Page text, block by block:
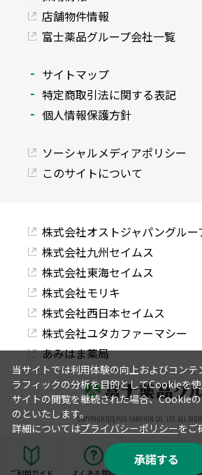
店舗物件情報
富士薬品グループ会社一覧
サイトマップ
特定商取引法に関する表記
個人情報保護方針
ソーシャルメディアポリシー
このサイトについて
株式会社オストジャパングルー
株式会社九州セイムス
株式会社東海セイムス
株式会社モリキ
株式会社西日本セイムス
株式会社ユタカファーマシー
あみはま薬局
COPYRIGHT(C) FUJI YAKUHIN CO., LTD. ALL
当サイトでは利用体験の向上およびコンテ
ラフィックの分析を目的としてCookieを使
サイトの閲覧を継続された場合、Cookie
のといたします。
詳細についてはプライバシーポリシーをご
承諾する